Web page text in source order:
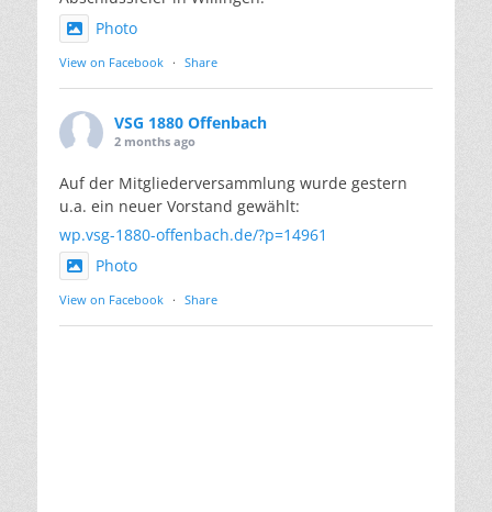
Photo
View on Facebook · Share
VSG 1880 Offenbach
2 months ago
Auf der Mitgliederversammlung wurde gestern
u.a. ein neuer Vorstand gewählt:
wp.vsg-1880-offenbach.de/?p=14961
Photo
View on Facebook · Share